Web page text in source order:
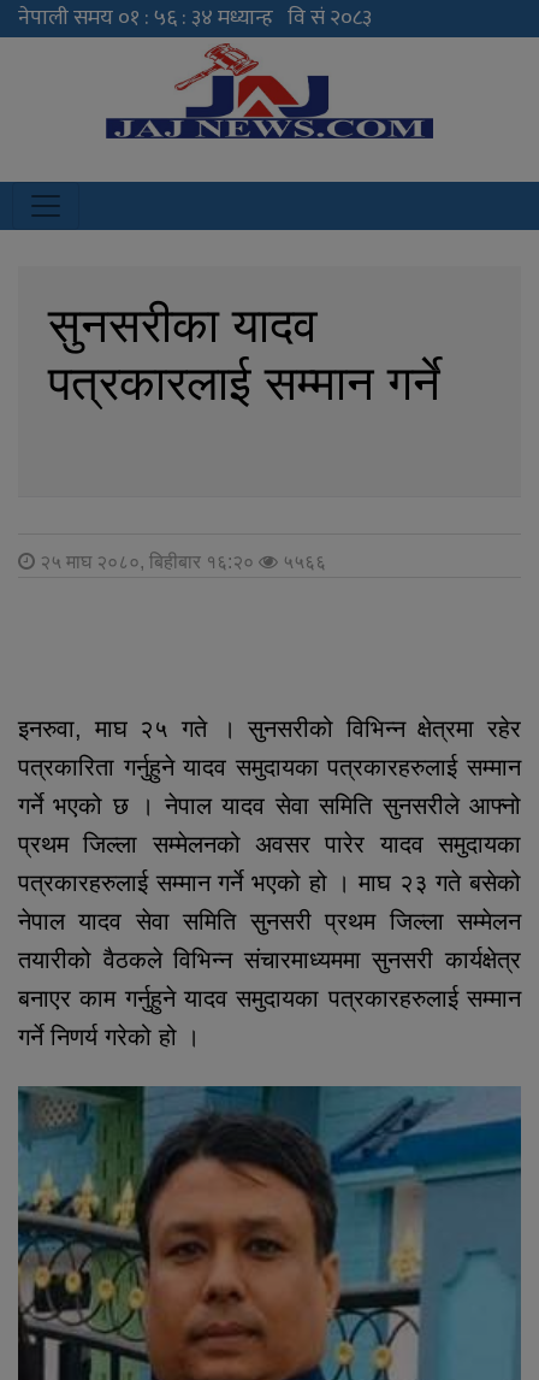
सुनसरीका यादव
पत्रकारलाई सम्मान गर्ने
२५ माघ २०८०, बिहीबार १६:२० ५५६६
इनरुवा, माघ २५ गते । सुनसरीको विभिन्न क्षेत्रमा रहेर
पत्रकारिता गर्नुहुने यादव समुदायका पत्रकारहरुलाई सम्मान
गर्ने भएको छ । नेपाल यादव सेवा समिति सुनसरीले आफ्नो
प्रथम जिल्ला सम्मेलनको अवसर पारेर यादव समुदायका
पत्रकारहरुलाई सम्मान गर्ने भएको हो । माघ २३ गते बसेको
नेपाल यादव सेवा समिति सुनसरी प्रथम जिल्ला सम्मेलन
तयारीको वैठकले विभिन्न संचारमाध्यममा सुनसरी कार्यक्षेत्र
बनाएर काम गर्नुहुने यादव समुदायका पत्रकारहरुलाई सम्मान
गर्ने निणर्य गरेको हो ।